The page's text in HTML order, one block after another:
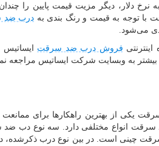
نرخ دلار، دیگر مزیت قیمت پایین را
با توجه به قیمت و رنگ بندی به درب ضد
می‌شود.
فروش درب ضد سرقت
بیشتر به وبسایت شرکت ایساتیس مراجعه
یکی از بهترین راهکارها برای
انواع مختلفی دارد. سه نوع دب
چینی است. در بین نوع درب ذکرشده، درب